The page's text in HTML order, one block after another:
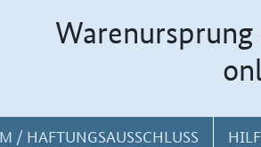
/ HAFTUNGSAUSSCHLUSS